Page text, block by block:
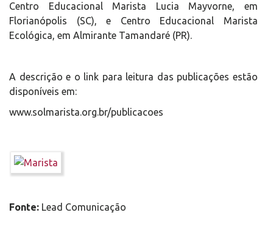
Centro Educacional Marista Lucia Mayvorne, em
Florianópolis (SC), e Centro Educacional Marista
Ecológica, em Almirante Tamandaré (PR).
A descrição e o link para leitura das publicações estão
disponíveis em:
www.solmarista.org.br/publicacoes
Fonte: Lead Comunicação